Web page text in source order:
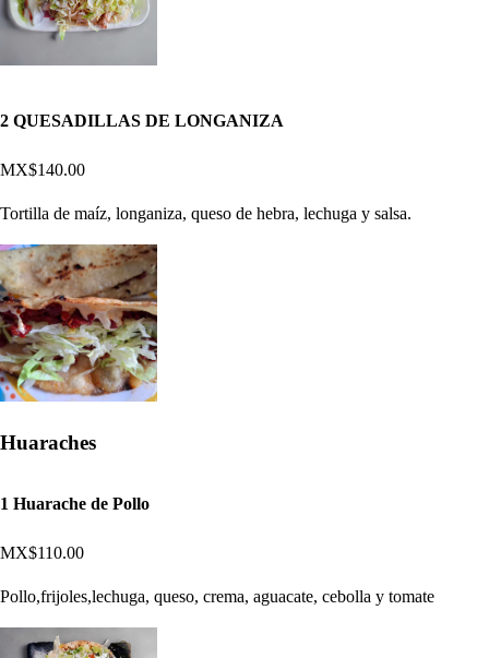
2 QUESADILLAS DE LONGANIZA
MX$140.00
Tortilla de maíz, longaniza, queso de hebra, lechuga y salsa.
Huaraches
1 Huarache de Pollo
MX$110.00
Pollo,frijoles,lechuga, queso, crema, aguacate, cebolla y tomate